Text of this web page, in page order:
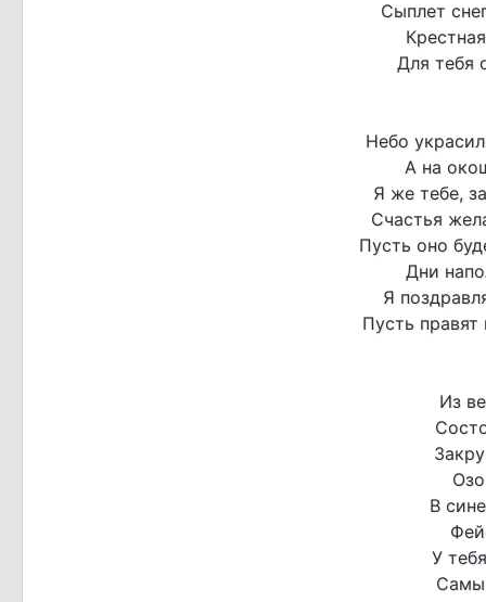
Сыплет
Для тебя
Небо
А на
Я же тебе,
Счастья
Пусть оно
Дни
Я
Пусть
Из
В
У